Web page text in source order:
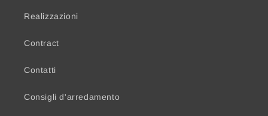
Realizzazioni
Contract
Contatti
Consigli d'arredamento